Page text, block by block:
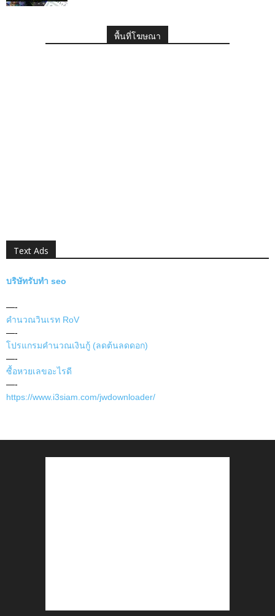
พื้นที่โฆษณา
Text Ads
บริษัทรับทำ seo
—-
คำนวณวินเรท RoV
—-
โปรแกรมคำนวณเงินกู้ (ลดต้นลดดอก)
—-
ซื้อหวยเลขอะไรดี
—-
https://www.i3siam.com/jwdownloader/